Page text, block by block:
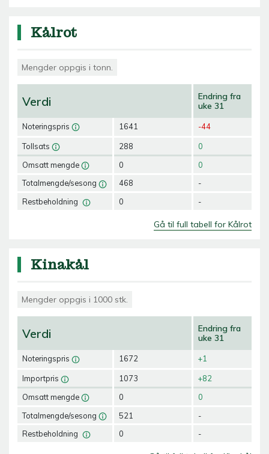
Kålrot
Mengder oppgis i tonn.
Verdi
Noteringspris
Tollsats
Omsatt mengde
Totalmengde/sesong
Restbeholdning
1641
288
0
468
0
Endring fra
uke 31
-44
0
0
-
-
Gå til full tabell for Kålrot
Kinakål
Mengder oppgis i 1000 stk.
Verdi
Noteringspris
Importpris
Omsatt mengde
Totalmengde/sesong
Restbeholdning
1672
1073
0
521
0
Endring fra
uke 31
+1
+82
0
-
-